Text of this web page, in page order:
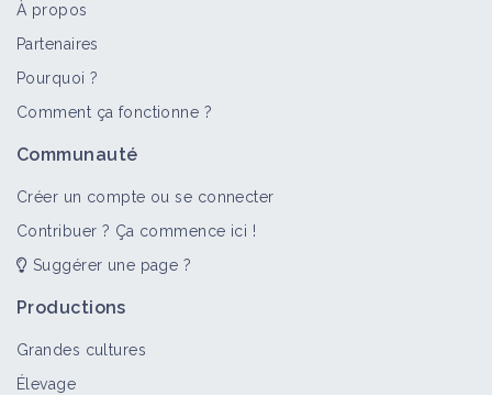
Noctuelles
À propos
Partenaires
Pourquoi ?
Comment ça fonctionne ?
Communauté
Créer un compte ou se connecter
Contribuer ? Ça commence ici !
Suggérer une page ?
Productions
Grandes cultures
Élevage